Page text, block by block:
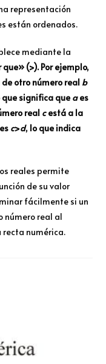
representación
están ordenados.
mediante la
(>). Por ejemplo,
otro número real b
que significa queaes
real cestá a la
c>d, lo que indica
reales permite
de su valor
fácilmente si un
número real al
recta numérica.